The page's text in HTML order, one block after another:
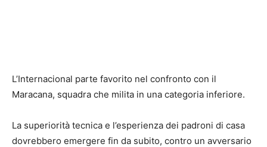
L’Internacional parte favorito nel confronto con il
Maracana, squadra che milita in una categoria inferiore.
La superiorità tecnica e l’esperienza dei padroni di casa
dovrebbero emergere fin da subito, contro un avversario